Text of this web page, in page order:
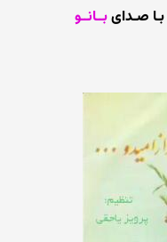
بـا صـدایبــانــو